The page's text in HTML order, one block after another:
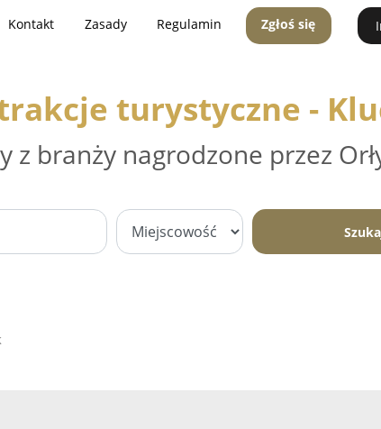
Kontakt Zasady Regulamin Zgłoś się
turystyczne -
z branży nagrodzone przez